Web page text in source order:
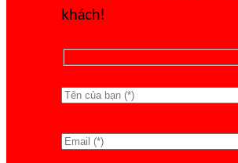
khách!